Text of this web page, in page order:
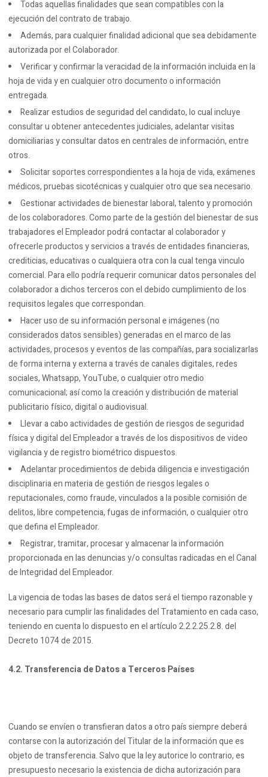
Todas aquellas finalidades que sean compatibles con la
ejecución del contrato de trabajo.
Además, para cualquier finalidad adicional que sea debidamente
autorizada por el Colaborador.
Verificar y confirmar la veracidad de la información incluida en la
hoja de vida y en cualquier otro documento o información
entregada.
Realizar estudios de seguridad del candidato, lo cual incluye
consultar u obtener antecedentes judiciales, adelantar visitas
domiciliarias y consultar datos en centrales de información, entre
otros.
Solicitar soportes correspondientes a la hoja de vida, exámenes
médicos, pruebas sicotécnicas y cualquier otro que sea necesario.
Gestionar actividades de bienestar laboral, talento y promoción
de los colaboradores. Como parte de la gestión del bienestar de sus
trabajadores el Empleador podrá contactar al colaborador y
ofrecerle productos y servicios a través de entidades financieras,
crediticias, educativas o cualquiera otra con la cual tenga vinculo
comercial. Para ello podría requerir comunicar datos personales del
colaborador a dichos terceros con el debido cumplimiento de los
requisitos legales que correspondan.
Hacer uso de su información personal e imágenes (no
considerados datos sensibles) generadas en el marco de las
actividades, procesos y eventos de las compañías, para socializarlas
de forma interna y externa a través de canales digitales, redes
sociales, Whatsapp, YouTube, o cualquier otro medio
comunicacional; así como la creación y distribución de material
publicitario físico, digital o audiovisual.
Llevar a cabo actividades de gestión de riesgos de seguridad
física y digital del Empleador a través de los dispositivos de video
vigilancia y de registro biométrico dispuestos.
Adelantar procedimientos de debida diligencia e investigación
disciplinaria en materia de gestión de riesgos legales o
reputacionales, como fraude, vinculados a la posible comisión de
delitos, libre competencia, fugas de información, o cualquier otro
que defina el Empleador.
Registrar, tramitar, procesar y almacenar la información
proporcionada en las denuncias y/o consultas radicadas en el Canal
de Integridad del Empleador.
La vigencia de todas las bases de datos será el tiempo razonable y
necesario para cumplir las finalidades del Tratamiento en cada caso,
teniendo en cuenta lo dispuesto en el artículo 2.2.2.25.2.8. del
Decreto 1074 de 2015.
4.2. Transferencia de Datos a Terceros Países
Cuando se envíen o transfieran datos a otro país siempre deberá
contarse con la autorización del Titular de la información que es
objeto de transferencia. Salvo que la ley autorice lo contrario, es
presupuesto necesario la existencia de dicha autorización para